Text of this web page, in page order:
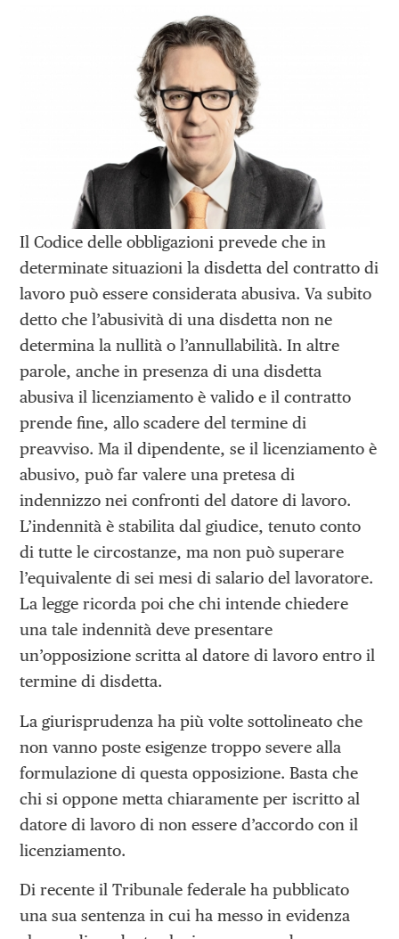
Il Codice delle obbligazioni prevede che in
determinate situazioni la disdetta del contratto di
lavoro può essere considerata abusiva. Va subito
detto che l’abusività di una disdetta non ne
determina la nullità o l’annullabilità. In altre
parole, anche in presenza di una disdetta
abusiva il licenziamento è valido e il contratto
prende fine, allo scadere del termine di
preavviso. Ma il dipendente, se il licenziamento è
abusivo, può far valere una pretesa di
indennizzo nei confronti del datore di lavoro.
L’indennità è stabilita dal giudice, tenuto conto
di tutte le circostanze, ma non può superare
l’equivalente di sei mesi di salario del lavoratore.
La legge ricorda poi che chi intende chiedere
una tale indennità deve presentare
un’opposizione scritta al datore di lavoro entro il
termine di disdetta.
La giurisprudenza ha più volte sottolineato che
non vanno poste esigenze troppo severe alla
formulazione di questa opposizione. Basta che
chi si oppone metta chiaramente per iscritto al
datore di lavoro di non essere d’accordo con il
licenziamento.
Di recente il Tribunale federale ha pubblicato
una sua sentenza in cui ha messo in evidenza